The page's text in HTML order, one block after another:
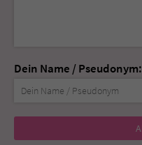
Dein Name / Pseudonym:
Nicht
ausfüllen!